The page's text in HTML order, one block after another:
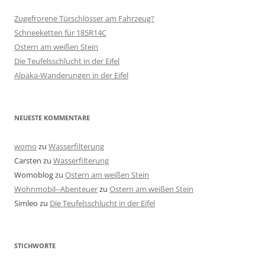
Zugefrorene Türschlösser am Fahrzeug?
Schneeketten für 185R14C
Ostern am weißen Stein
Die Teufelsschlucht in der Eifel
Alpaka-Wanderungen in der Eifel
NEUESTE KOMMENTARE
womo zu Wasserfilterung
Carsten zu Wasserfilterung
Womoblogzu Ostern am weißen Stein
Wohnmobil--Abenteuerzu Ostern am weißen Stein
Simleo zu Die Teufelsschlucht in der Eifel
STICHWORTE